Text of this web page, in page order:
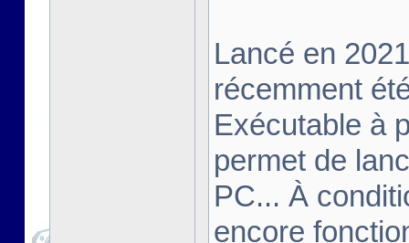
Lancé en
récemment
Exécutable à
permet de
PC... À
encore